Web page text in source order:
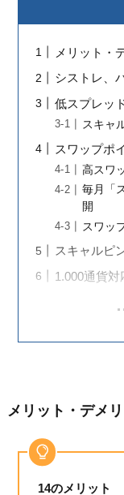
メリット・
シストレ、
低スプレッ
スキャ
スワップポ
高スワ
毎月「
開
スワッ
スキャルピ
1.000通貨
メリット・デメ
14のメリット